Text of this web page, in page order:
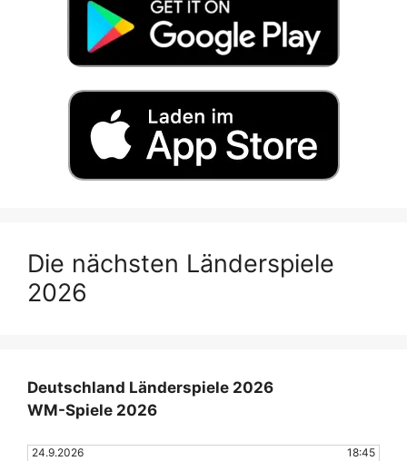
Die nächsten Länderspiele
2026
Deutschland Länderspiele 2026
WM-Spiele 2026
24.9.2026 18:45